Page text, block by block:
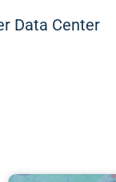
Data Center